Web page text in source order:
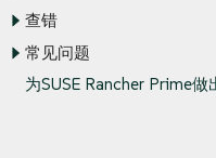
查错
常见问题
为SUSE Rancher Prime做